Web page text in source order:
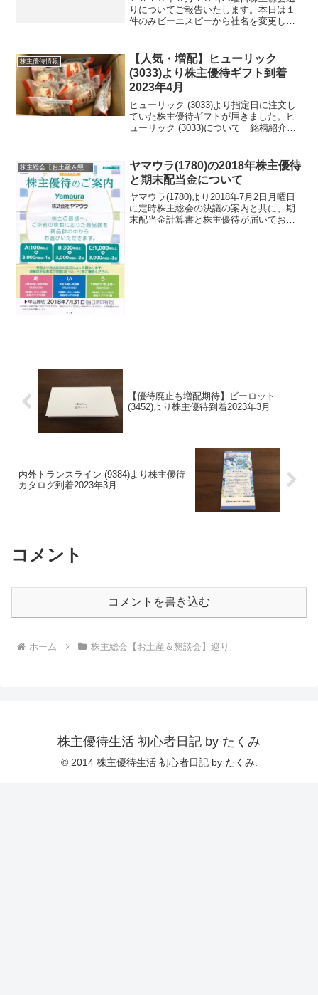
りについてご報告いたします。本日は１
件のみビーエスピーから社名を変更した
テルは、第一ホテル両国です。両国とい
えば相撲!!JR両...
株主優待情報
【人気・増配】ヒューリック
(3033)より株主優待ギフト到着
2023年4月
ヒューリック (3033)より指定日に注文し
ていた株主優待ギフトが届きました。ヒ
ューリック (3033)について 銘柄紹介ま
の銀行店舗ビル管理から出発した会社
で、...
ヤマウラ(1780)の2018年株主優待
と期末配当金について
ヤマウラ(1780)より2018年7月2日月曜日
に定時株主総会の決議の案内と共に、期
末配当金計算書と株主優待が届いており
【優待廃止も増配期待】ビーロット
(3452)より株主優待到着2023年3月
内外トランスライン (9384)より株主優待
カタログ到着2023年3月
コメント
コメントを書き込む
ホーム 株主総会【お土産＆懇談会】巡り
株主優待生活 初心者日記 by たくみ
© 2014 株主優待生活 初心者日記 by たくみ.